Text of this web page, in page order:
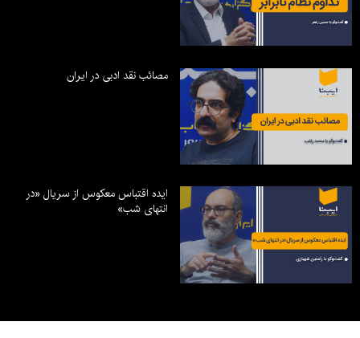
مصائب نقد ادبی در ایران
ایده اقتباس معکوس از سریال «در
انتهای شب»